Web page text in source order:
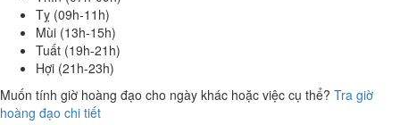
Tỵ (09h-11h)
Mùi (13h-15h)
Tuất (19h-21h)
Hợi (21h-23h)
Muốn tính giờ hoàng đạo cho ngày khác hoặc việc cụ thể? Tra giờ
hoàng đạo chi tiết